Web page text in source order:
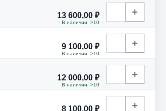
13 600,00 ₽
В наличии: >10
+
9 100,00 ₽
В наличии: >10
+
12 000,00 ₽
В наличии: >10
+
8 100,00 ₽ +